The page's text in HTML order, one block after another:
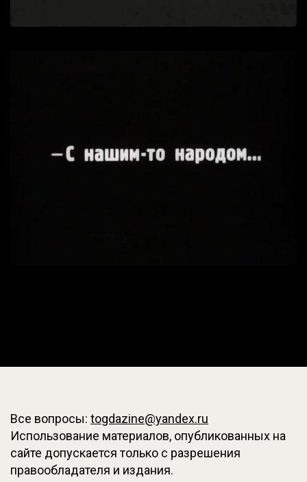
Все вопросы: togdazine@yandex.ru
Использование материалов, опубликованных на
сайте допускается только с разрешения
правообладателя и издания.